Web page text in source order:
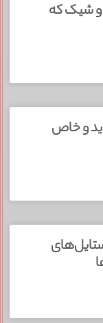
مدل ساده و شیک که
۱۵ طرح جدید و خاص
از استایل‌های